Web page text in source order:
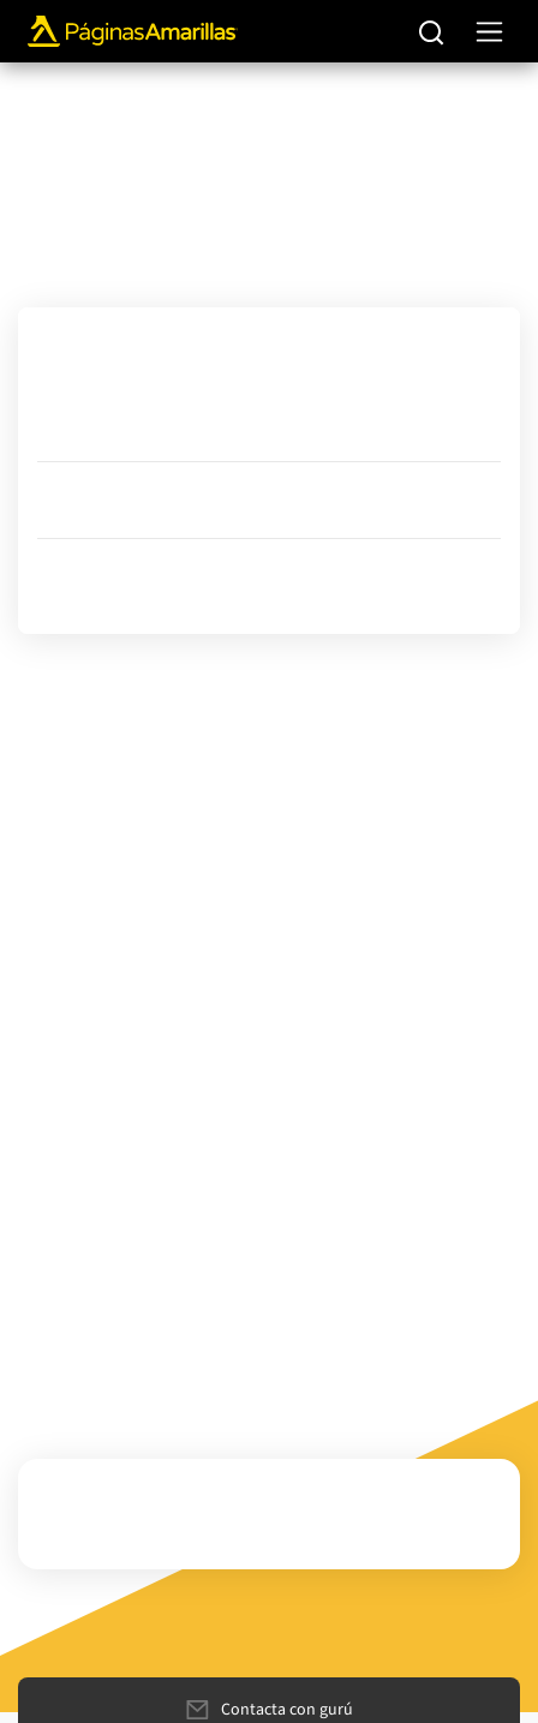
Contacta con gurú